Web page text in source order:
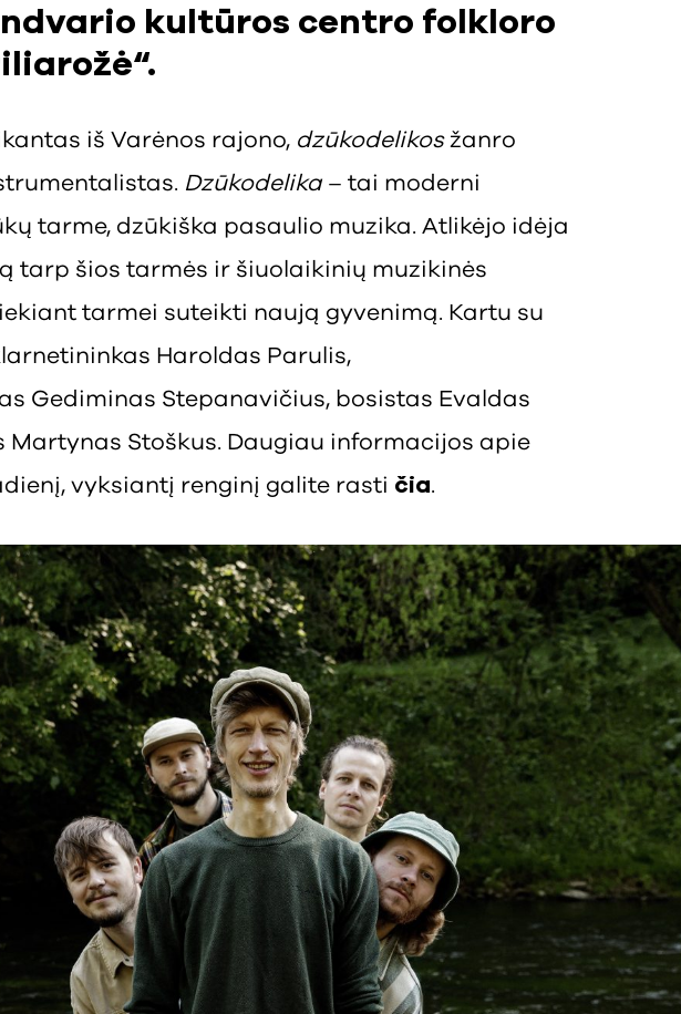
kultūros centro folkloro
iš Varėnos rajono, dzūkodelikosžanro
Dzūkodelika– tai moderni
tarme, dzūkiška pasaulio muzika. Atlikėjo idėja
tarp šios tarmės ir šiuolaikinių muzikinės
tarmei suteikti naują gyvenimą. Kartu su
Haroldas Parulis,
Gediminas Stepanavičius, bosistas Evaldas
Martynas Stoškus. Daugiau informacijos apie
vyksiantį renginį galite rasti čia.